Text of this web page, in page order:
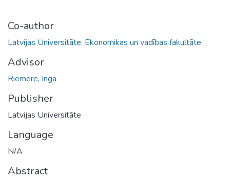
Co-author
Latvijas Universitāte. Ekonomikas un vadības fakultāte
Advisor
Riemere, Inga
Publisher
Latvijas Universitāte
Language
N/A
Abstract